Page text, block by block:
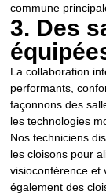
commune
3. Des
La collaboration
performants,
façonnons des
les technologies
Nos techniciens
les cloisons pour
visioconférence et
également des